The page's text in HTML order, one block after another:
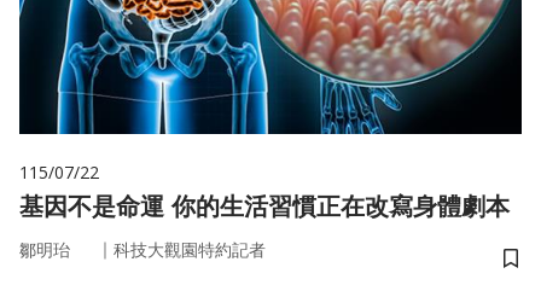
115/07/22
基因不是命運 你的生活習慣正在改寫身體劇本
鄒明珆 ｜ 科技大觀園特約記者
儲